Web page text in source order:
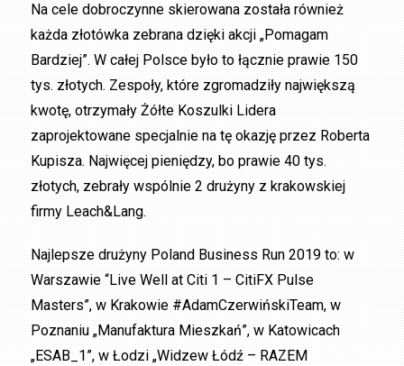
Na cele dobroczynne skierowana została również
każda złotówka zebrana dzięki akcji „Pomagam
Bardziej”. W całej Polsce było to łącznie prawie 150
tys. złotych. Zespoły, które zgromadziły największą
kwotę, otrzymały Żółte Koszulki Lidera
zaprojektowane specjalnie na tę okazję przez Roberta
Kupisza. Najwięcej pieniędzy, bo prawie 40 tys.
złotych, zebrały wspólnie 2 drużyny z krakowskiej
firmy Leach&Lang.
Najlepsze drużyny Poland Business Run 2019 to: w
Warszawie “Live Well at Citi 1 – CitiFX Pulse
Masters”, w Krakowie #AdamCzerwińskiTeam, w
Poznaniu „Manufaktura Mieszkań”, w Katowicach
„ESAB_1”, w Łodzi „Widzew Łódź – RAZEM